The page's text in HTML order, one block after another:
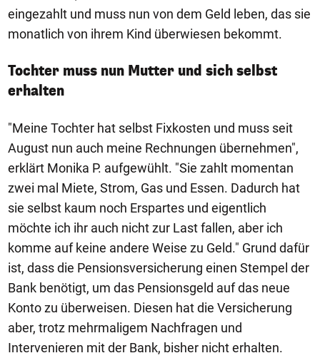
eingezahlt und muss nun von dem Geld leben, das sie
monatlich von ihrem Kind überwiesen bekommt.
Tochter muss nun Mutter und sich selbst
erhalten
"Meine Tochter hat selbst Fixkosten und muss seit
August nun auch meine Rechnungen übernehmen",
erklärt Monika P. aufgewühlt. "Sie zahlt momentan
zwei mal Miete, Strom, Gas und Essen. Dadurch hat
sie selbst kaum noch Erspartes und eigentlich
möchte ich ihr auch nicht zur Last fallen, aber ich
komme auf keine andere Weise zu Geld." Grund dafür
ist, dass die Pensionsversicherung einen Stempel der
Bank benötigt, um das Pensionsgeld auf das neue
Konto zu überweisen. Diesen hat die Versicherung
aber, trotz mehrmaligem Nachfragen und
Intervenieren mit der Bank, bisher nicht erhalten.